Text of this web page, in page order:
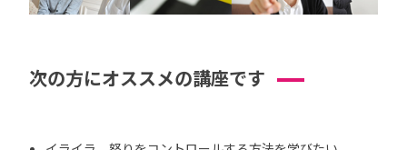
次の方にオススメの講座です